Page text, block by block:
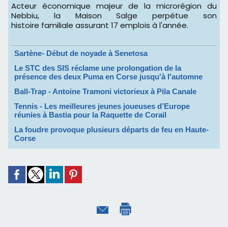
Acteur économique majeur de la microrégion du
Nebbiu, la Maison Salge perpétue son
histoire familiale assurant 17 emplois à l'année.
Sartène- Début de noyade à Senetosa
Le STC des SIS réclame une prolongation de la
présence des deux Puma en Corse jusqu'à l'automne
Ball-Trap - Antoine Tramoni victorieux à Pila Canale
Tennis - Les meilleures jeunes joueuses d’Europe
réunies à Bastia pour la Raquette de Corail
La foudre provoque plusieurs départs de feu en Haute-
Corse